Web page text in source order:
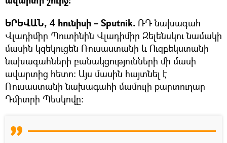
ԵՐԵՎԱՆ, 4 հունիսի – Sputnik. ՌԴ նախագահ
Վլադիմիր Պուտինին Վլադիմիր Զելենսկու նամակի
մասին կզեկուցեն Ռուսաստանի և Ուզբեկստանի
նախագահների բանակցությունների մի մասի
ավարտից հետո։ Այս մասին հայտնել է
Ռուսաստանի նախագահի մամուլի քարտուղար
Դմիտրի Պեսկովը։